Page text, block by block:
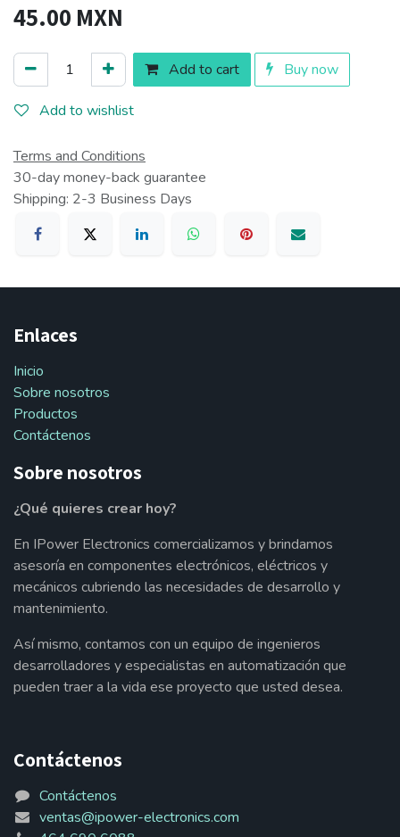
45.00 MXN
Add to cart Buy now
Add to wishlist
Terms and Conditions
30-day money-back guarantee
Shipping: 2-3 Business Days
Enlaces
Inicio
Sobre nosotros
Productos
Contáctenos
Sobre nosotros
¿Qué quieres crear hoy?
En IPower Electronics comercializamos y brindamos
asesoría en componentes electrónicos, eléctricos y
mecánicos cubriendo las necesidades de desarrollo y
mantenimiento.
Así mismo, contamos con un equipo de ingenieros
desarrolladores y especialistas en automatización que
pueden traer a la vida ese proyecto que usted desea.
Contáctenos
Contáctenos
ventas@ipower-electronics.com